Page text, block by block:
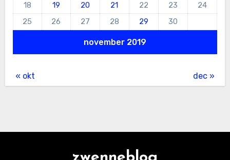
november 2019
18
19 20 21 22 23
24
25
26 27 28 29 30
« okt dec »